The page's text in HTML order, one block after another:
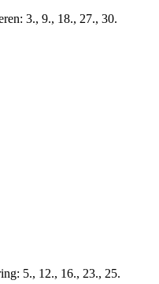
3., 9., 18., 27., 30.
5., 12., 16., 23., 25.